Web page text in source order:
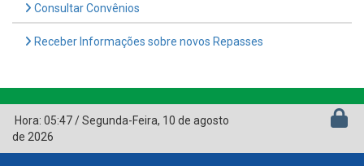
Consultar Convênios
Receber Informações sobre novos Repasses
Hora: 05:47/Segunda-Feira, 10 de agosto
de 2026